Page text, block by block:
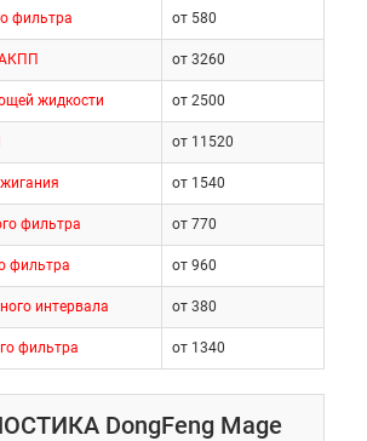
фильтра от 580
от 3260
жидкости от 2500
от 11520
от 1540
фильтра от 770
фильтра от 960
интервала от 380
фильтра от 1340
DongFeng Mage